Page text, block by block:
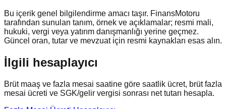
Bu içerik genel bilgilendirme amacı taşır. FinansMotoru
tarafından sunulan tanım, örnek ve açıklamalar; resmi mali,
hukuki, vergi veya yatırım danışmanlığı yerine geçmez.
Güncel oran, tutar ve mevzuat için resmi kaynakları esas alın.
İlgili hesaplayıcı
Brüt maaş ve fazla mesai saatine göre saatlik ücret, brüt fazla
mesai ücreti ve SGK/gelir vergisi sonrası net tutarı hesapla.